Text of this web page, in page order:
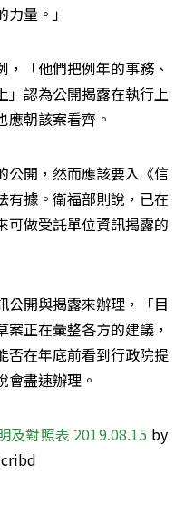
量。」
「他們把例年的事務、
」認為公開揭露在執行上
應朝該案看齊。
公開，然而應該要入《信
有據。衛福部則說，已在
可做受託單位資訊揭露的
公開與揭露來辦理，「目
正在彙整各方的建議，
否在年底前看到行政院提
會盡速辦理。
及對照表 2019.08.15
by